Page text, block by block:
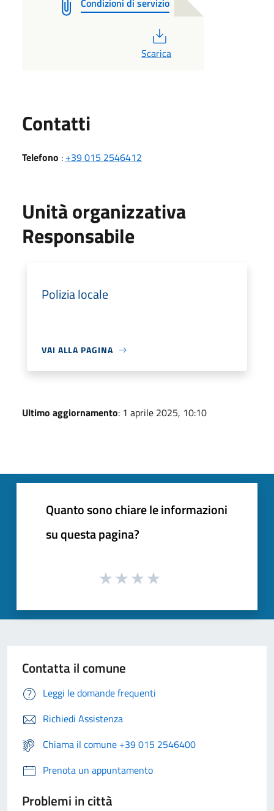
Condizioni di servizio
Scarica
Contatti
Telefono : +39 015 2546412
Unità organizzativa
Responsabile
Polizia locale
VAI ALLA PAGINA
Ultimo aggiornamento: 1 aprile 2025, 10:10
Quanto sono chiare le informazioni
su questa pagina?
Contatta il comune
Leggi le domande frequenti
Richiedi Assistenza
Chiama il comune +39 015 2546400
Prenota un appuntamento
Problemi in città